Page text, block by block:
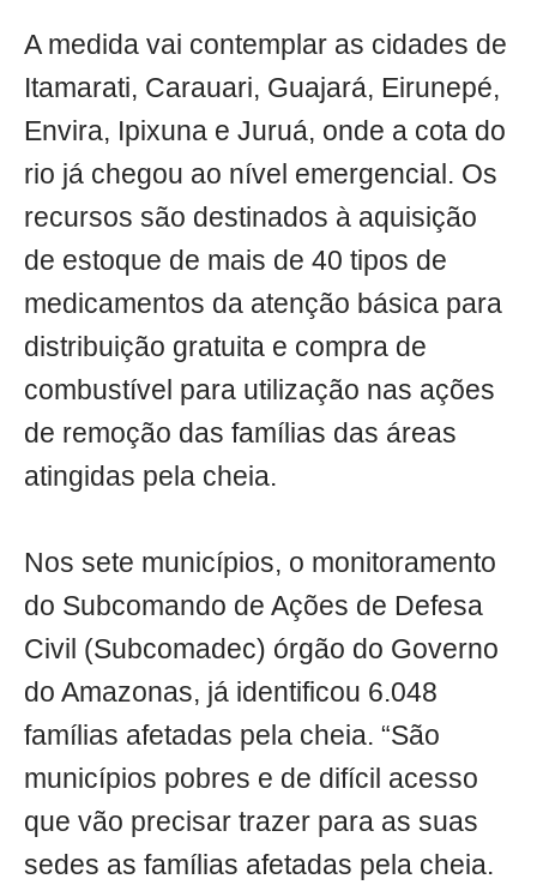
A medida vai contemplar as cidades de
Itamarati, Carauari, Guajará, Eirunepé,
Envira, Ipixuna e Juruá, onde a cota do
rio já chegou ao nível emergencial. Os
recursos são destinados à aquisição
de estoque de mais de 40 tipos de
medicamentos da atenção básica para
distribuição gratuita e compra de
combustível para utilização nas ações
de remoção das famílias das áreas
atingidas pela cheia.
Nos sete municípios, o monitoramento
do Subcomando de Ações de Defesa
Civil (Subcomadec) órgão do Governo
do Amazonas, já identificou 6.048
famílias afetadas pela cheia. “São
municípios pobres e de difícil acesso
que vão precisar trazer para as suas
sedes as famílias afetadas pela cheia.